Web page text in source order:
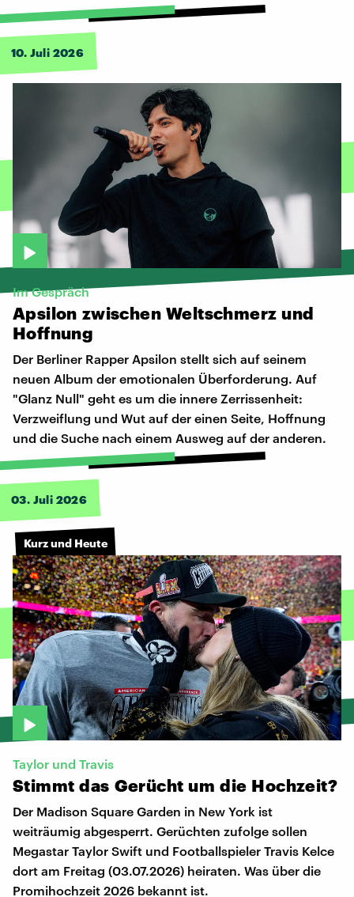
10. Juli 2026
Im Gespräch
Apsilon zwischen Weltschmerz und
Hoffnung
Der Berliner Rapper Apsilon stellt sich auf seinem
neuen Album der emotionalen Überforderung. Auf
"Glanz Null" geht es um die innere Zerrissenheit:
Verzweiflung und Wut auf der einen Seite, Hoffnung
und die Suche nach einem Ausweg auf der anderen.
03. Juli 2026
Kurz und Heute
Taylor und Travis
Stimmt das Gerücht um die Hochzeit?
Der Madison Square Garden in New York ist
weiträumig abgesperrt. Gerüchten zufolge sollen
Megastar Taylor Swift und Footballspieler Travis Kelce
dort am Freitag (03.07.2026) heiraten. Was über die
Promihochzeit 2026 bekannt ist.